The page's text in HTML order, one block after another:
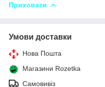
Приховати
Умови доставки
Нова Пошта
Магазини Rozetka
Самовивіз